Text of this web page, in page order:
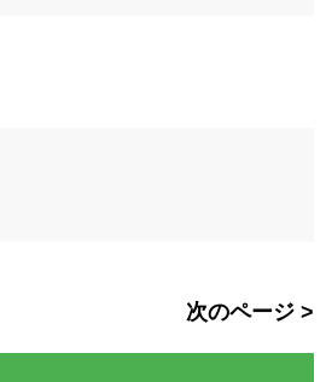
次のページ >